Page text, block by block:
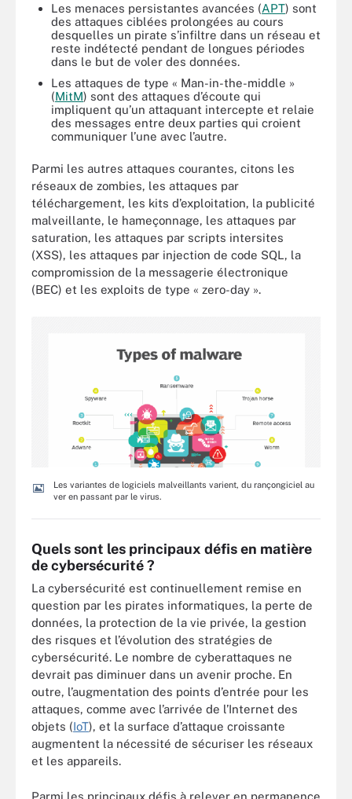
Les menaces persistantes avancées (APT) sont
des attaques ciblées prolongées au cours
desquelles un pirate s’infiltre dans un réseau et
reste indétecté pendant de longues périodes
dans le but de voler des données.
Les attaques de type « Man-in-the-middle »
(MitM) sont des attaques d’écoute qui
impliquent qu’un attaquant intercepte et relaie
des messages entre deux parties qui croient
communiquer l’une avec l’autre.
Parmi les autres attaques courantes, citons les
réseaux de zombies, les attaques par
téléchargement, les kits d’exploitation, la publicité
malveillante, le hameçonnage, les attaques par
saturation, les attaques par scripts intersites
(XSS), les attaques par injection de code SQL, la
compromission de la messagerie électronique
(BEC) et les exploits de type « zero-day ».
Les variantes de logiciels malveillants varient, du rançongiciel au
ver en passant par le virus.
Quels sont les principaux défis en matière
de cybersécurité ?
La cybersécurité est continuellement remise en
question par les pirates informatiques, la perte de
données, la protection de la vie privée, la gestion
des risques et l’évolution des stratégies de
cybersécurité. Le nombre de cyberattaques ne
devrait pas diminuer dans un avenir proche. En
outre, l’augmentation des points d’entrée pour les
attaques, comme avec l’arrivée de l’Internet des
objets (IoT), et la surface d’attaque croissante
augmentent la nécessité de sécuriser les réseaux
et les appareils.
Parmi les principaux défis à relever en permanence